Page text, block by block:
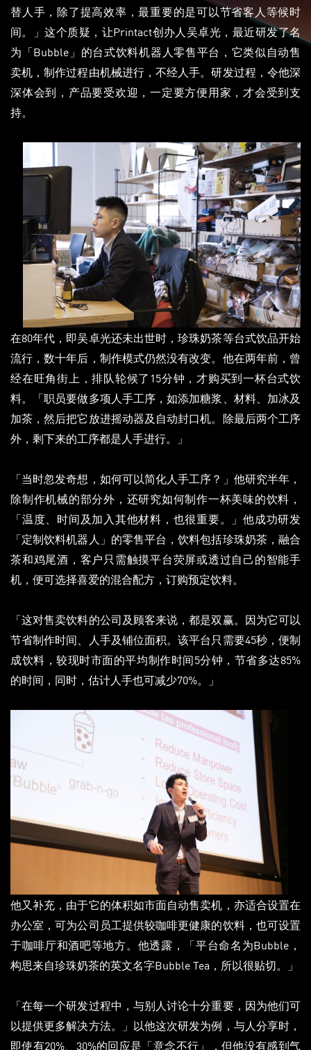
替人手，除了提高效率，最重要的是可以节省客人等候时
间。」这个质疑，让Printact创办人吴卓光，最近研发了名
为「Bubble」的台式饮料机器人零售平台，它类似自动售
卖机，制作过程由机械进行，不经人手。研发过程，令他深
深体会到，产品要受欢迎，一定要方便用家，才会受到支
持。
在80年代，即吴卓光还未出世时，珍珠奶茶等台式饮品开始
流行，数十年后，制作模式仍然没有改变。他在两年前，曾
经在旺角街上，排队轮候了15分钟，才购买到一杯台式饮
料。「职员要做多项人手工序，如添加糖浆、材料、加冰及
加茶，然后把它放进摇动器及自动封口机。除最后两个工序
外，剩下来的工序都是人手进行。」
「当时忽发奇想，如何可以简化人手工序？」他研究半年，
除制作机械的部分外，还研究如何制作一杯美味的饮料，
「温度、时间及加入其他材料，也很重要。」他成功研发
「定制饮料机器人」的零售平台，饮料包括珍珠奶茶，融合
茶和鸡尾酒，客户只需触摸平台荧屏或透过自己的智能手
机，便可选择喜爱的混合配方，订购预定饮料。
「这对售卖饮料的公司及顾客来说，都是双赢。因为它可以
节省制作时间、人手及铺位面积。该平台只需要45秒，便制
成饮料，较现时市面的平均制作时间5分钟，节省多达85%
的时间，同时，估计人手也可减少70%。」
他又补充，由于它的体积如市面自动售卖机，亦适合设置在
办公室，可为公司员工提供较咖啡更健康的饮料，也可设置
于咖啡厅和酒吧等地方。他透露，「平台命名为Bubble，
构思来自珍珠奶茶的英文名字Bubble Tea，所以很贴切。」
「在每一个研发过程中，与别人讨论十分重要，因为他们可
以提供更多解决方法。」以他这次研发为例，与人分享时，
即使有20%、30%的回应是「意念不行」，但他没有感到气